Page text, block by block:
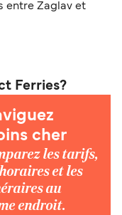
entre Zaglav et
Ferries?
cher
les tarifs,
et les
au
endroit.